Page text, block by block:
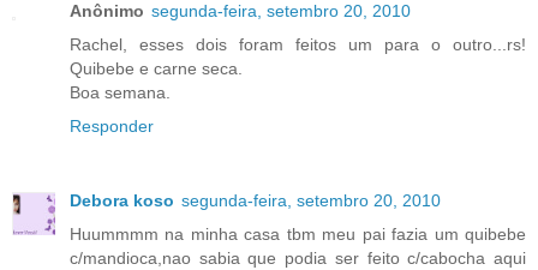
Anônimo segunda-feira, setembro 20, 2010
Rachel, esses dois foram feitos um para o outro...rs!
Quibebe e carne seca.
Boa semana.
Responder
Debora koso segunda-feira, setembro 20, 2010
Huummmm na minha casa tbm meu pai fazia um quibebe
c/mandioca,nao sabia que podia ser feito c/cabocha aqui